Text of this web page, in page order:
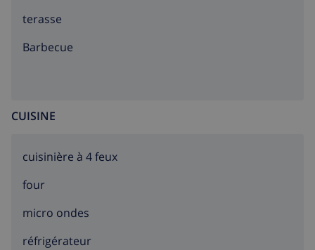
terasse
barbecue
CUISINE
cuisinière à 4 feux
four
micro ondes
réfrigérateur